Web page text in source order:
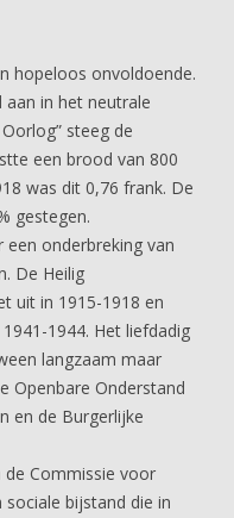
hopeloos onvoldoende.
in het neutrale
steeg de
een brood van 800
was dit 0,76 frank. De
gestegen.
onderbreking van
De Heilig
uit in 1915-1918 en
1944. Het liefdadig
langzaam maar
Openbare Onderstand
en de Burgerlijke
Commissie voor
sociale bijstand die in